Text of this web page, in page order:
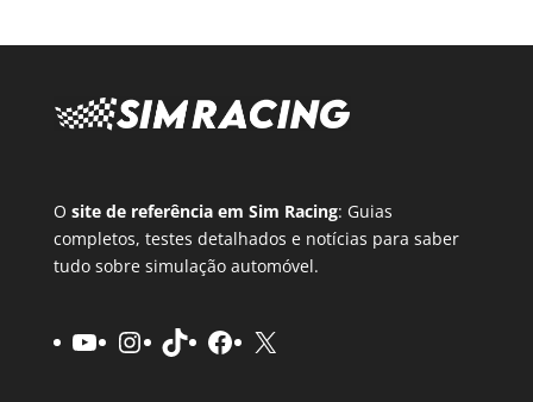
O site de referência em Sim Racing: Guias
completos, testes detalhados e notícias para saber
tudo sobre simulação automóvel.
YouTube
Instagram
TikTokFacebook
X